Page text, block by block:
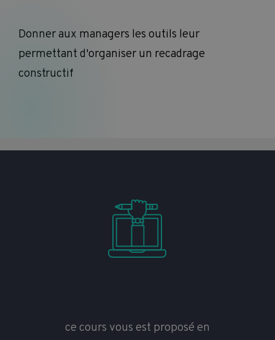
Donner aux managers les outils leur
permettant d'organiser un recadrage
constructif
ce cours vous est proposé en